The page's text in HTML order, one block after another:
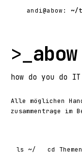
andi@abow: ~/
>_abow
how do you do IT
Alle möglichen
zusammentrage im
ls ~/ cd